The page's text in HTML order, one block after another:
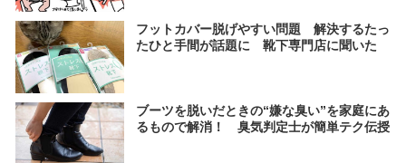
フットカバー脱げやすい問題 解決するたっ
たひと手間が話題に 靴下専門店に聞いた
ブーツを脱いだときの“嫌な臭い”を家庭にあ
るもので解消！ 臭気判定士が簡単テク伝授